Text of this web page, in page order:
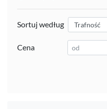
Sortuj według
Cena